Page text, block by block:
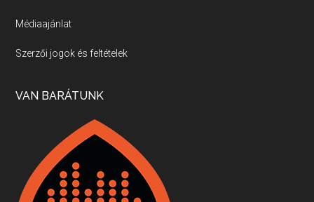
Villány, kékfrankos, Jackfall
Apr 17, 2026 • 00:35:38
Boston, teadélután, bab és homár
Apr 9, 2026 • 00:37:17
Médiaajánlat
Szerzői jogok és feltételek
VAN BARÁTUNK